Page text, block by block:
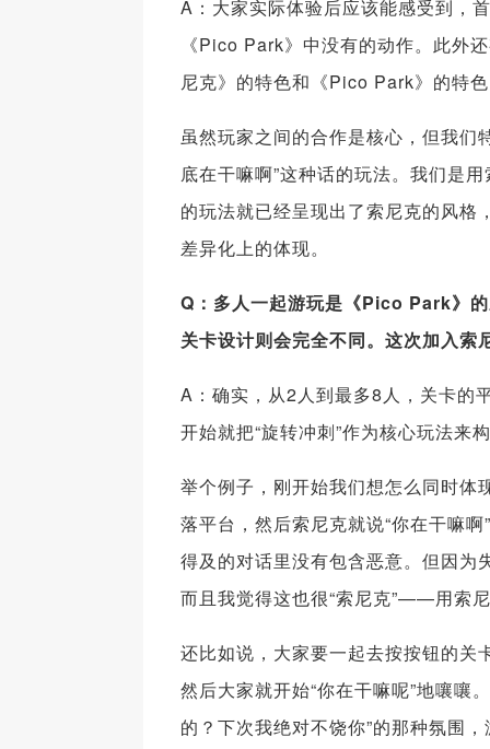
A：大家实际体验后应该能感受到，
《Pico Park》中没有的动作。此外
尼克》的特色和《Pico Park》的特
虽然玩家之间的合作是核心，但我
底在干嘛啊”这种话的玩法。我们是
的玩法就已经呈现出了索尼克的风
差异化上的体现。
Q ：多人一起游玩是《Pico Park》
关卡设计则会完全不同。这次加入索
A：确实，从2人到最多8人，关卡的
开始就把“旋转冲刺”作为核心玩法来
举个例子，刚开始我们想怎么同时体
落平台，然后索尼克就说“你在干嘛
得及的对话里没有包含恶意。但因
而且我觉得这也很“索尼克”——用索
还比如说，大家要一起去按按钮的
然后大家就开始“你在干嘛呢”地嚷嚷
的？下次我绝对不饶你”的那种氛围